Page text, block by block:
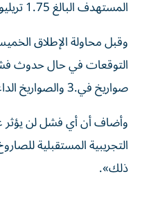
المستهدف البالغ 1.75 تريليون دولار.
وقبل محاولة الإطلاق
التوقعات في حال حدوث
صواريخ في.3 والصواريخ الداعمة في المصنع».
وأضاف أن أي فشل لن يؤثر
التجريبية المستقبلية
ذلك».